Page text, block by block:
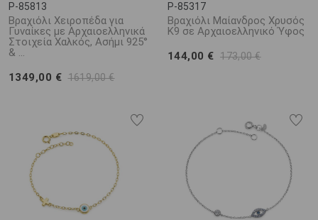
P-85813
Βραχιόλι Χειροπέδα για
Γυναίκες με Αρχαιοελληνικά
Στοιχεία Χαλκός, Ασήμι 925°
& ...
1349,00 € 1619,00 €
P-85317
Βραχιόλι Μαίανδρος Χρυσός
K9 σε Αρχαιοελληνικό Ύφος
144,00 € 173,00 €